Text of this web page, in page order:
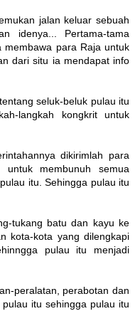
jalan keluar sebuah
idenya... Pertama-tama
membawa para Raja untuk
dari situ ia mendapat info
seluk-beluk pulau itu
langkah kongkrit untuk
dikirimlah para
membunuh semua
itu. Sehingga pulau itu
tukang batu dan kayu ke
kota-kota yang dilengkapi
pulau itu menjadi
peralatan, perabotan dan
itu sehingga pulau itu